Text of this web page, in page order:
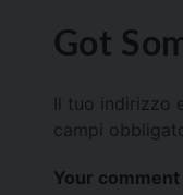
Got
Il tuo indirizzo
campi
Your comment